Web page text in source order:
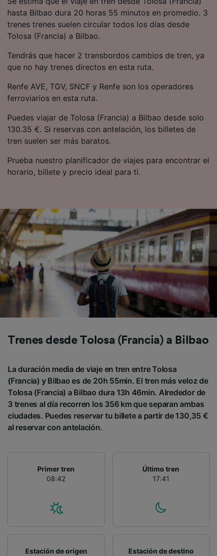
hasta Bilbao dura 20 horas 55 minutos en promedio. 3
trenes trenes suelen circular todos los días desde
Tolosa (Francia) a Bilbao.
Tendrás que hacer 2 transbordos cambios de tren, ya
que no hay trenes directos en esta ruta.
Renfe AVE, TGV, SNCF y Renfe son los operadores
ferroviarios en esta ruta.
Puedes viajar de Tolosa (Francia) a Bilbao desde solo
130.35 €. Si reservas con antelación, los billetes de
tren suelen ser más baratos.
Prueba nuestro planificador de viajes para encontrar el
horario, billete y precio ideal para ti.
Trenes desde Tolosa (Francia) a Bilbao
La duración media de viaje en tren entre Tolosa
(Francia) y Bilbao es de 20h 55min. El tren más veloz de
Tolosa (Francia) a Bilbao dura 13h 46min. Alrededor de
3 trenes al día recorren los 356 km que separan ambas
ciudades. Puedes reservar tu billete a partir de 130,35 €
al reservar con antelación.
Primer tren
08:42
Último tren
17:41
Estación de origen
Estación de destino
precisa. Analizar activamente las
características del dispositivo para su
identificación. Almacenar la información en un
dispositivo y/o acceder a ella. Publicidad y
publicidad y contenido, investigación de
audiencia y desarrollo de servicios.
Lista de asociados (proveedores)